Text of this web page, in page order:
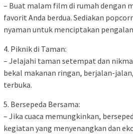
– Buat malam film di rumah
favorit Anda berdua. Sediakan
nyaman untuk menciptakan
4. Piknik di Taman:
– Jelajahi taman setempat dan
bekal makanan ringan, berjalan-
terbuka.
5. Bersepeda Bersama:
– Jika cuaca memungkinkan,
kegiatan yang menyenangkan dan